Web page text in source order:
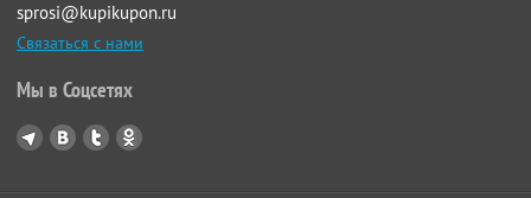
sprosi@kupikupon.ru
Связаться с нами
Мы в Соцсетях